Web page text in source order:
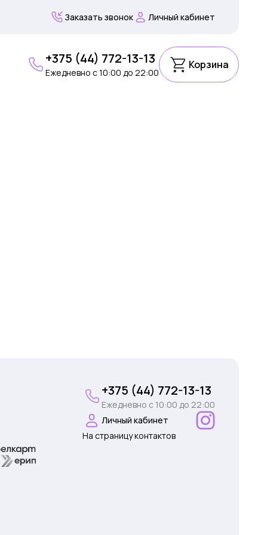
Заказать звонок Личный кабинет
+375 (44) 772-13-13
Ежедневно c 10:00 до 22:00
Корзина
+375 (44) 772-13-13
Ежедневно c 10:00 до 22:00
Личный кабинет
На страницу контактов